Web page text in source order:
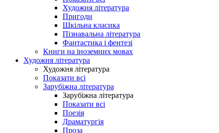
Художня література
Пригоди
Шкільна класика
Пізнавальна література
Фантастика і фентезі
Книги на іноземних мовах
Художня література
Художня література
Показати всі
Зарубіжна література
Зарубіжна література
Показати всі
Поезія
Драматургія
Проза